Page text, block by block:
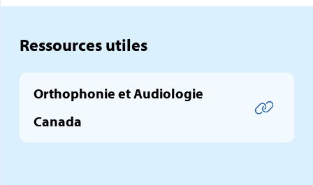
Ressources utiles
Orthophonie et Audiologie
Canada